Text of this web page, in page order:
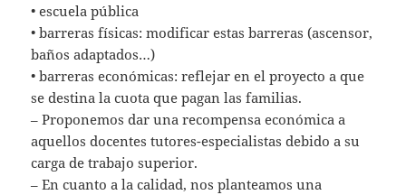
• escuela pública
• barreras físicas: modificar estas barreras (ascensor,
baños adaptados…)
• barreras económicas: reflejar en el proyecto a que
se destina la cuota que pagan las familias.
– Proponemos dar una recompensa económica a
aquellos docentes tutores-especialistas debido a su
carga de trabajo superior.
– En cuanto a la calidad, nos planteamos una